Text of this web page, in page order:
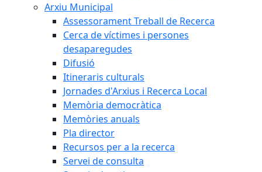
Arxiu Municipal
Assessorament Treball de Recerca
Cerca de víctimes i persones
desaparegudes
Difusió
Itineraris culturals
Jornades d'Arxius i Recerca Local
Memòria democràtica
Memòries anuals
Pla director
Recursos per a la recerca
Servei de consulta